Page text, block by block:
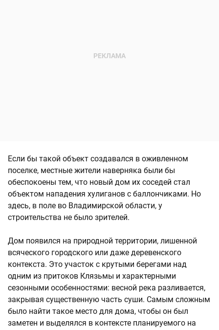
Если бы такой объект создавался в оживленном
поселке, местные жители наверняка были бы
обеспокоены тем, что новый дом их соседей стал
объектом нападения хулиганов с баллончиками. Но
здесь, в поле во Владимирской области, у
строительства не было зрителей.
Дом появился на природной территории, лишенной
всяческого городского или даже деревенского
контекста. Это участок с крутыми берегами над
одним из притоков Клязьмы и характерными
сезонными особенностями: весной река разливается,
закрывая существенную часть суши. Самым сложным
было найти такое место для дома, чтобы он был
заметен и выделялся в контексте планируемого на